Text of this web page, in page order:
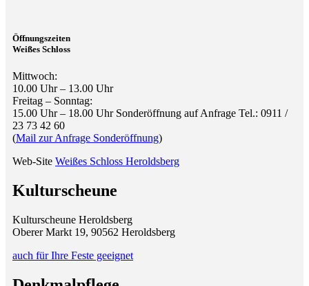
Öffnungszeiten
Weißes Schloss
Mittwoch:
10.00 Uhr – 13.00 Uhr
Freitag – Sonntag:
15.00 Uhr – 18.00 Uhr Sonderöffnung auf Anfrage Tel.: 0911 /
23 73 42 60
(Mail zur Anfrage Sonderöffnung)
Web-Site Weißes Schloss Heroldsberg
Kulturscheune
Kulturscheune Heroldsberg
Oberer Markt 19, 90562 Heroldsberg
auch für Ihre Feste geeignet